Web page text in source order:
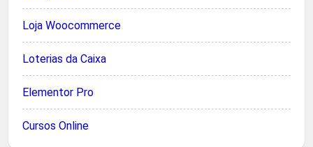
Loja Woocommerce
Loterias da Caixa
Elementor Pro
Cursos Online